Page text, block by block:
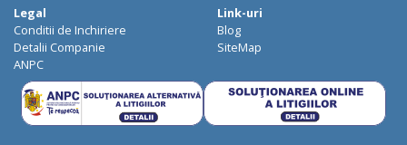
Focșani
Targoviste
Ploiesti
Craiova
Botosani
Deva
Legal
Conditii de Inchiriere
Detalii Companie
ANPC
Link-uri
Blog
SiteMap